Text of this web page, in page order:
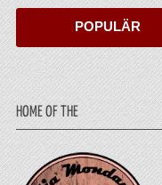
POPULÄR
HOME OF THE